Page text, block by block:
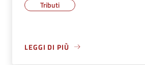
Tributi
LEGGI DI PIÙ